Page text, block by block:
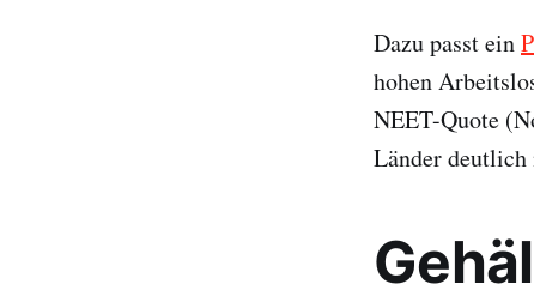
Dazu passt ein
hohen
NEET-Quote
Länder deutlich